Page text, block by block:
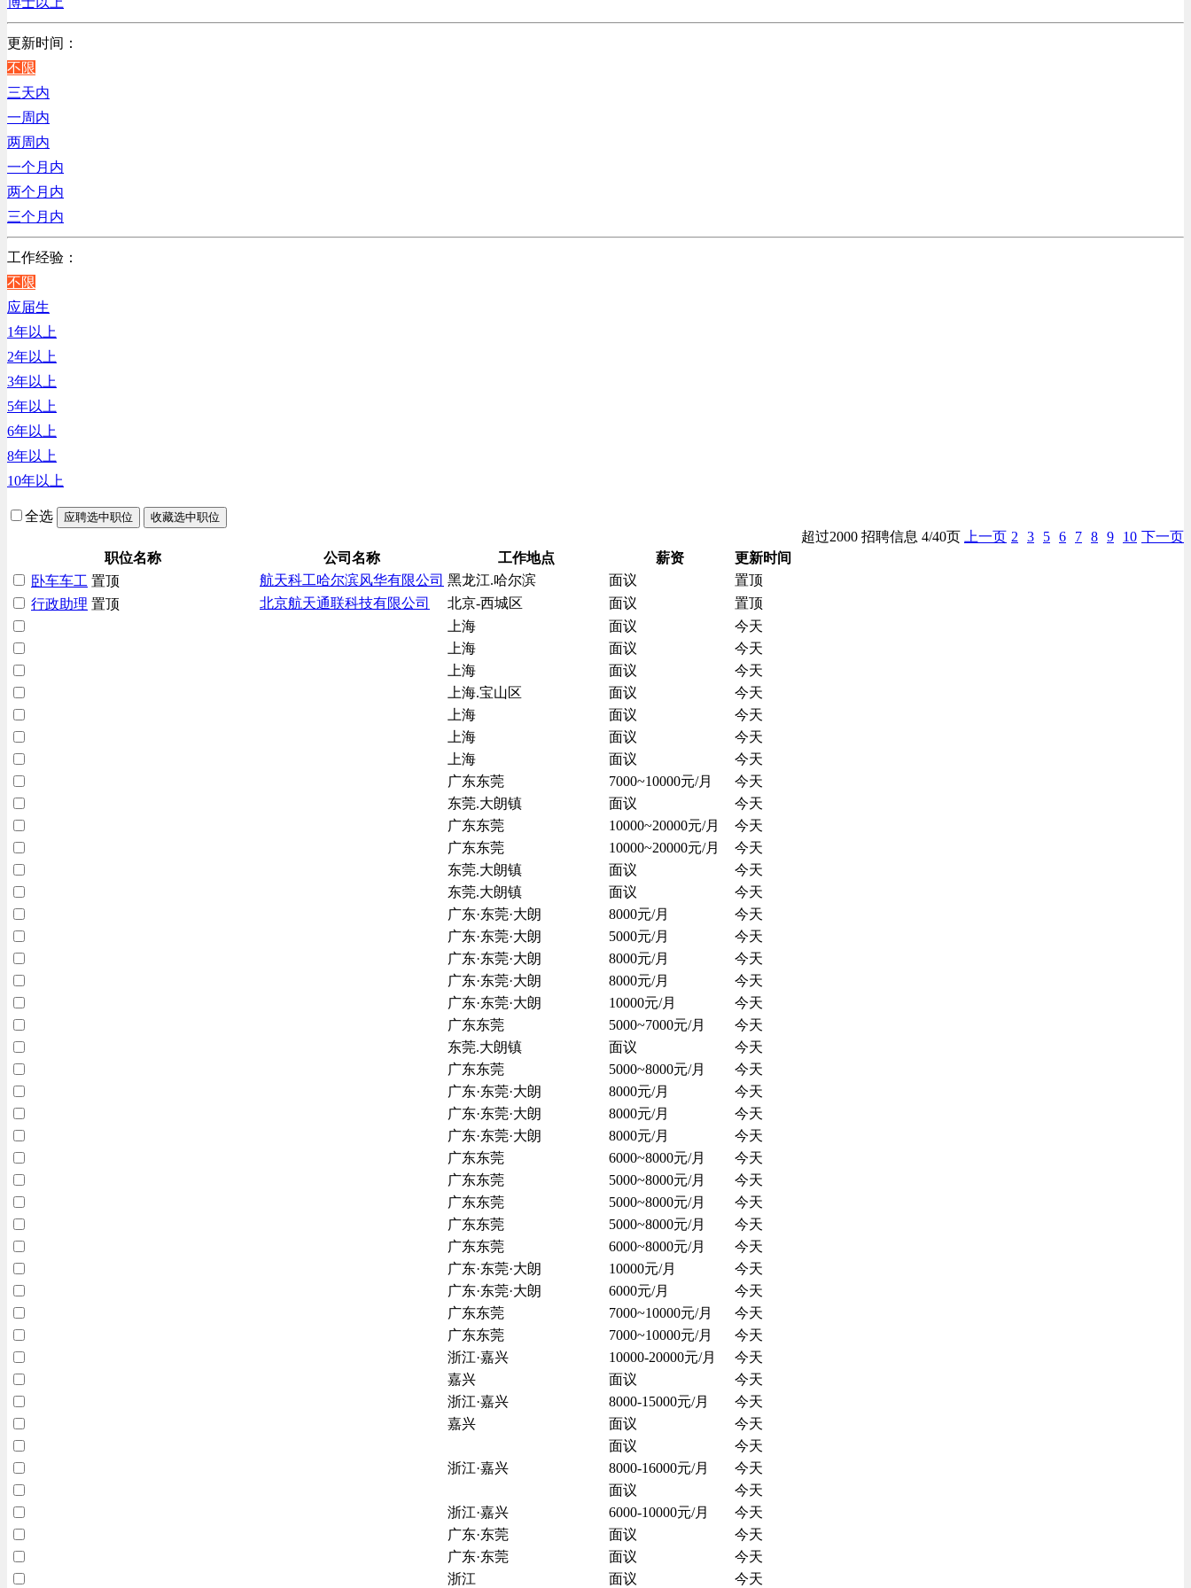
电子/电器/半导体类
电力电气/能源/自动化
程序/语言开发类
行政/后勤/文秘类
销售类
人力资源类
互联网/电子商务/游戏类
建筑装潢/市政建设类
通信/移动互联网/手机类
技工/维修类
房地产开发/物业管理类
生产/加工/认证类
综合技术类
汽车/交通类
财务/审计/税务类
更新时间：
不限
三天内
一周内
两周内
一个月内
两个月内
三个月内
工作经验：
不限
应届生
1年以上
2年以上
3年以上
5年以上
6年以上
8年以上
10年以上
全选 应聘选中职位 收藏选中职位
超过2000 招聘信息 4/40页 上一页 2 3 5 6 7 8 9 10 下一页
职位名称
公司名称 工作地点 薪资
更新时间
卧车车工 置顶 航天科工哈尔滨风华有限公司 黑龙江.哈尔滨 面议
置顶
行政助理 置顶 北京航天通联科技有限公司 北京-西城区 面议
置顶
上海
面议
今天
上海
面议
今天
上海
面议
今天
上海.宝山区
面议
今天
上海
面议
今天
上海
面议
今天
上海
面议
今天
广东东莞
7000~10000元/月
今天
东莞.大朗镇
面议
今天
广东东莞
10000~20000元/月
今天
广东东莞
10000~20000元/月
今天
东莞.大朗镇
面议
今天
东莞.大朗镇
面议
今天
广东·东莞·大朗
8000元/月
今天
广东·东莞·大朗
5000元/月
今天
广东·东莞·大朗
8000元/月
今天
广东·东莞·大朗
8000元/月
今天
广东·东莞·大朗
10000元/月
今天
广东东莞
5000~7000元/月
今天
东莞.大朗镇
面议
今天
广东东莞
5000~8000元/月
今天
广东·东莞·大朗
8000元/月
今天
广东·东莞·大朗
8000元/月
今天
广东·东莞·大朗
8000元/月
今天
广东东莞
6000~8000元/月
今天
广东东莞
5000~8000元/月
今天
广东东莞
5000~8000元/月
今天
广东东莞
5000~8000元/月
今天
广东东莞
6000~8000元/月
今天
广东·东莞·大朗
10000元/月
今天
广东·东莞·大朗
6000元/月
今天
广东东莞
7000~10000元/月
今天
广东东莞
7000~10000元/月
今天
浙江·嘉兴
10000-20000元/月
今天
嘉兴
面议
今天
浙江·嘉兴
8000-15000元/月
今天
嘉兴
面议
今天
面议
今天
浙江·嘉兴
8000-16000元/月
今天
面议
今天
浙江·嘉兴
6000-10000元/月
今天
广东·东莞
面议
今天
广东·东莞
面议
今天
浙江
面议 今天